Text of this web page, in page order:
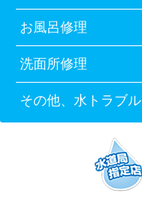
お風呂修理
洗面所修理
その他、水トラブル